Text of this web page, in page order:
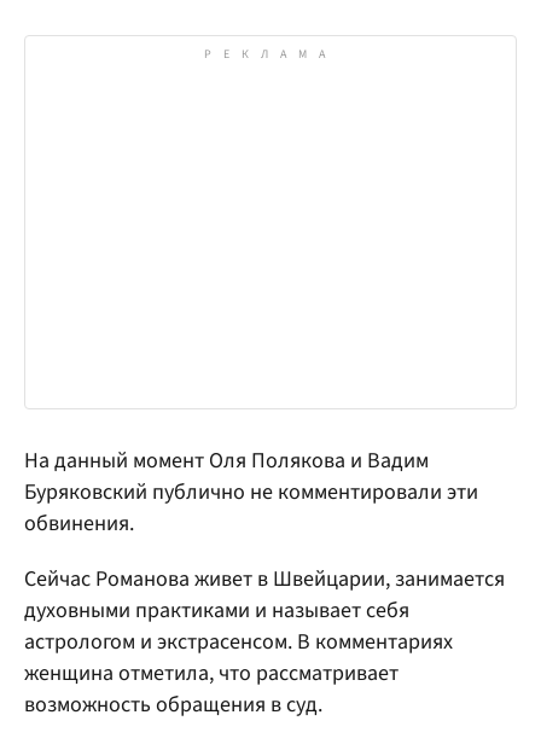
На данный момент Оля Полякова и Вадим
Буряковский публично не комментировали эти
обвинения.
Сейчас Романова живет в Швейцарии, занимается
духовными практиками и называет себя
астрологом и экстрасенсом. В комментариях
женщина отметила, что рассматривает
возможность обращения в суд.